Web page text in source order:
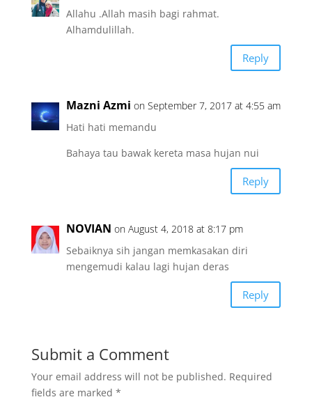
Allahu .Allah masih bagi rahmat.
Alhamdulillah.
Reply
Mazni Azmi on September 7, 2017 at 4:55 am
Hati hati memandu
Bahaya tau bawak kereta masa hujan nui
Reply
NOVIAN on August 4, 2018 at 8:17 pm
Sebaiknya sih jangan memkasakan diri
mengemudi kalau lagi hujan deras
Reply
Submit a Comment
Your email address will not be published. Required
fields are marked *